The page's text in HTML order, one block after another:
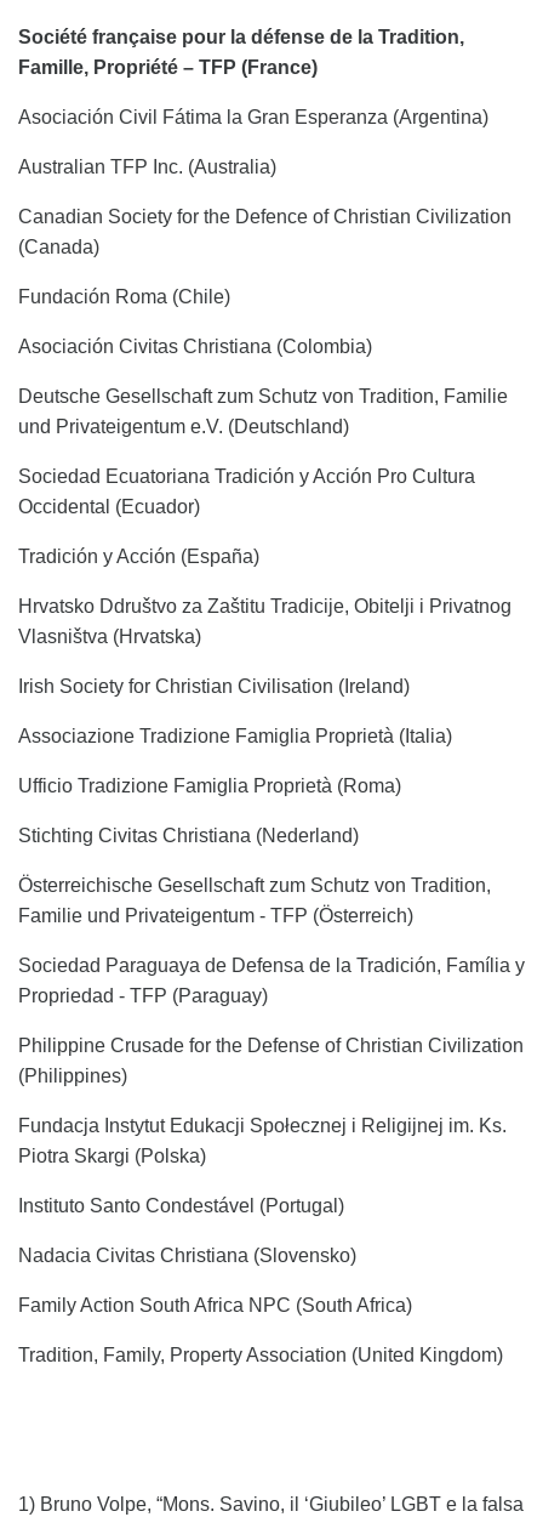
Société française pour la défense de la Tradition,
Famille, Propriété – TFP (France)
Asociación Civil Fátima la Gran Esperanza (Argentina)
Australian TFP Inc. (Australia)
Canadian Society for the Defence of Christian Civilization
(Canada)
Fundación Roma (Chile)
Asociación Civitas Christiana (Colombia)
Deutsche Gesellschaft zum Schutz von Tradition, Familie
und Privateigentum e.V. (Deutschland)
Sociedad Ecuatoriana Tradición y Acción Pro Cultura
Occidental (Ecuador)
Tradición y Acción (España)
Hrvatsko Ddruštvo za Zaštitu Tradicije, Obitelji i Privatnog
Vlasništva (Hrvatska)
Irish Society for Christian Civilisation (Ireland)
Associazione Tradizione Famiglia Proprietà (Italia)
Ufficio Tradizione Famiglia Proprietà (Roma)
Stichting Civitas Christiana (Nederland)
Österreichische Gesellschaft zum Schutz von Tradition,
Familie und Privateigentum - TFP (Österreich)
Sociedad Paraguaya de Defensa de la Tradición, Família y
Propriedad - TFP (Paraguay)
Philippine Crusade for the Defense of Christian Civilization
(Philippines)
Fundacja Instytut Edukacji Społecznej i Religijnej im. Ks.
Piotra Skargi (Polska)
Instituto Santo Condestável (Portugal)
Nadacia Civitas Christiana (Slovensko)
Family Action South Africa NPC (South Africa)
Tradition, Family, Property Association (United Kingdom)
1) Bruno Volpe, “Mons. Savino, il ‘Giubileo’ LGBT e la falsa